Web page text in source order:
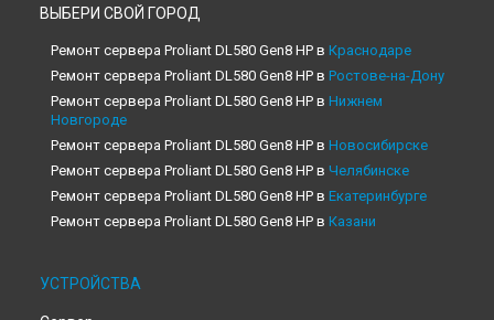
ВЫБЕРИ СВОЙ ГОРОД
Ремонт сервера Proliant DL580 Gen8 HP в Краснодаре
Ремонт сервера Proliant DL580 Gen8 HP в Ростове-на-Дону
Ремонт сервера Proliant DL580 Gen8 HP в Нижнем
Новгороде
Ремонт сервера Proliant DL580 Gen8 HP в Новосибирске
Ремонт сервера Proliant DL580 Gen8 HP в Челябинске
Ремонт сервера Proliant DL580 Gen8 HP в Екатеринбурге
Ремонт сервера Proliant DL580 Gen8 HP в Казани
Ремонт сервера Proliant DL580 Gen8 HP в
УСТРОЙСТВА